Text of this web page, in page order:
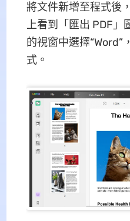
將文件新增至程式後
上看到「匯出 PDF」
的視窗中選擇“Word”
式。